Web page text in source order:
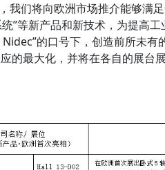
们将向欧洲市场推介能够满
统”等新产品和新技术，为提高
的口号下，创造前所未有
的最大化，并将在各自的展台展